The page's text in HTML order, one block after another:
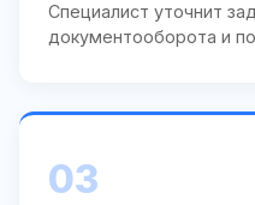
Специалист уточнит
документооборота и
03